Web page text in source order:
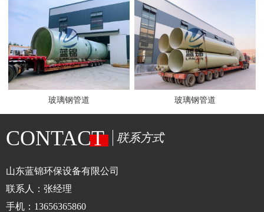
玻璃钢管道 玻璃钢管道
CONTACT 联系方式
山东蓝锦环保设备有限公司
联系人：张经理
手机：13656365860